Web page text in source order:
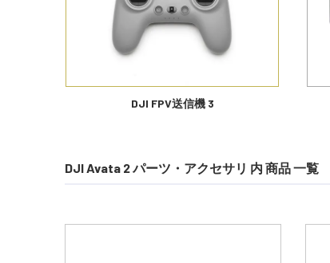
DJI FPV送信機 3
DJI Avata 2 パーツ・アクセサリ 内 商品 一覧